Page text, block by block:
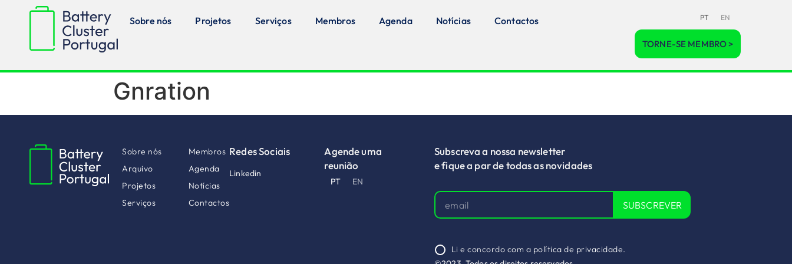
Sobre nós Projetos Serviços Membros Agenda Notícias Contactos PT EN
TORNE-SE MEMBRO >
Gnration
Sobre nós
Arquivo
Projetos
Serviços
Membros
Agenda
Notícias
Contactos
Redes Sociais
Linkedin
Agende uma
reunião
PT EN
Subscreva a nossa newsletter
e fique a par de todas as novidades
Li e concordo com a política de privacidade.
SUBSCREVER